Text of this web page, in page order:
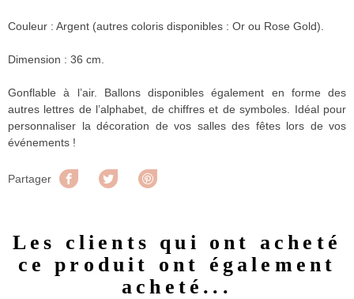
Couleur : Argent (autres coloris disponibles : Or ou Rose Gold).
Dimension : 36 cm.
Gonflable à l’air. Ballons disponibles également en forme des
autres lettres de l’alphabet, de chiffres et de symboles. Idéal pour
personnaliser la décoration de vos salles des fêtes lors de vos
événements !
Partager Partager Tweet
Les clients qui ont acheté
ce produit ont également
acheté...